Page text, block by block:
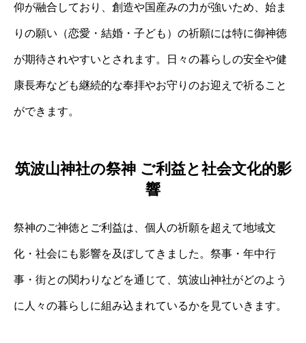
仰が融合しており、創造や国産みの力が強いため、始ま
りの願い（恋愛・結婚・子ども）の祈願には特に御神徳
が期待されやすいとされます。日々の暮らしの安全や健
康長寿なども継続的な奉拝やお守りのお迎えで祈ること
ができます。
筑波山神社の祭神 ご利益と社会文化的影
響
祭神のご神徳とご利益は、個人の祈願を超えて地域文
化・社会にも影響を及ぼしてきました。祭事・年中行
事・街との関わりなどを通じて、筑波山神社がどのよう
に人々の暮らしに組み込まれているかを見ていきます。